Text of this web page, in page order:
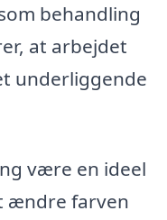
behandling
at arbejdet
underliggende
være en ideel
ændre farven